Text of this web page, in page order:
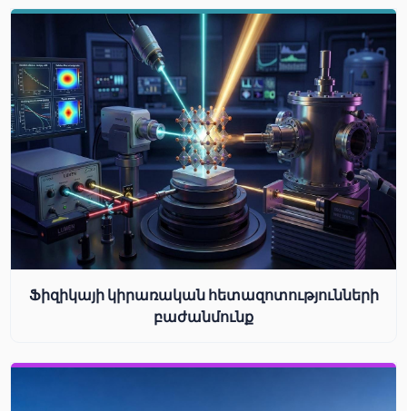
Ֆիզիկայի կիրառական հետազոտությունների
բաժանմունք